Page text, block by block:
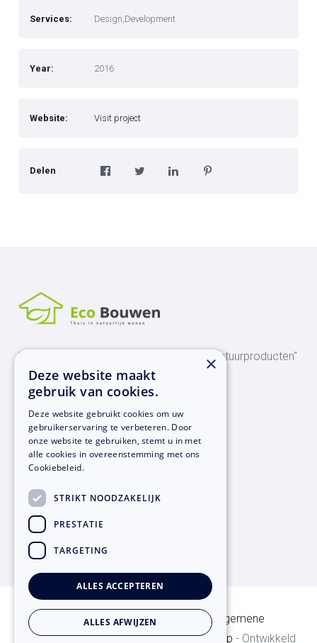
Services: Design,Development
Year: 2016
Website: Visit project
Delen
"Al 20 jaar ervaring met het gebruik van natuurproducten"
Bezoekadres
Hoge Balver 9
7207 BR Zutphen
+31 (0)575-43 23 31
E:info@ecobouwen.nl
© Copyright2026Ecobouwen -
Algemene
voorwaarden-Privacyverklaring-Sitemap - Ontwikkeld
×
Deze website maakt
gebruik van cookies.
Deze website gebruikt cookies om uw
gebruikerservaring te verbeteren. Door
onze website te gebruiken, stemt u in met
alle cookies in overeenstemming met ons
Cookiebeleid.
STRIKT NOODZAKELIJK
PRESTATIE
TARGETING
ALLES ACCEPTEREN
ALLES AFWIJZEN